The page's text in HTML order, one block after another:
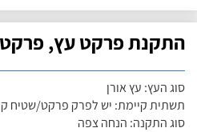
התקנת פרקט עץ, פרקט
סוג העץ: עץ אורן
תשתית קיימת: יש לפרק פרקט/שטיח
סוג התקנה: הנחה צפה